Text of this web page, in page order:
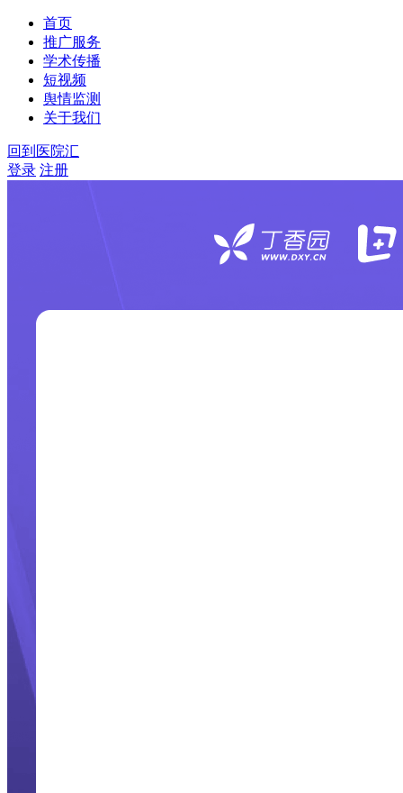
首页
推广服务
学术传播
短视频
舆情监测
关于我们
回到医院汇
登录 注册